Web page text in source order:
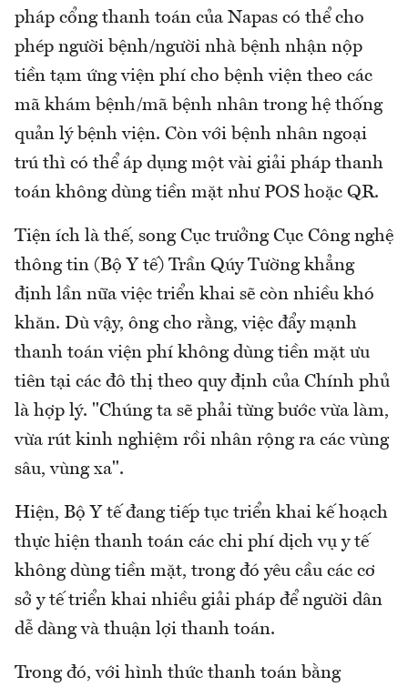
pháp cổng thanh toán của Napas có thể cho
phép người bệnh/người nhà bệnh nhận nộp
tiền tạm ứng viện phí cho bệnh viện theo các
mã khám bệnh/mã bệnh nhân trong hệ thống
quản lý bệnh viện. Còn với bệnh nhân ngoại
trú thì có thể áp dụng một vài giải pháp thanh
toán không dùng tiền mặt như POS hoặc QR.
Tiện ích là thế, song Cục trưởng Cục Công nghệ
thông tin (Bộ Y tế) Trần Qúy Tường khẳng
định lần nữa việc triển khai sẽ còn nhiều khó
khăn. Dù vậy, ông cho rằng, việc đẩy mạnh
thanh toán viện phí không dùng tiền mặt ưu
tiên tại các đô thị theo quy định của Chính phủ
là hợp lý. "Chúng ta sẽ phải từng bước vừa làm,
vừa rút kinh nghiệm rồi nhân rộng ra các vùng
sâu, vùng xa".
Hiện, Bộ Y tế đang tiếp tục triển khai kế hoạch
thực hiện thanh toán các chi phí dịch vụ y tế
không dùng tiền mặt, trong đó yêu cầu các cơ
sở y tế triển khai nhiều giải pháp để người dân
dễ dàng và thuận lợi thanh toán.
Trong đó, với hình thức thanh toán bằng